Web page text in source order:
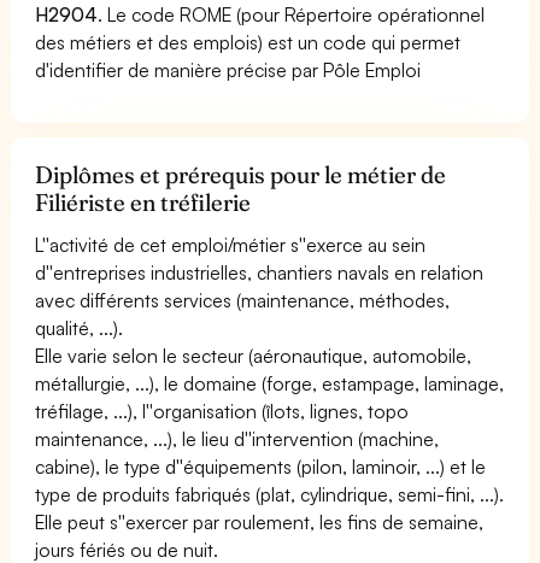
H2904. Le code ROME (pour Répertoire opérationnel
des métiers et des emplois) est un code qui permet
d'identifier de manière précise par Pôle Emploi
Diplômes et prérequis pour le métier de
Filiériste en tréfilerie
L''activité de cet emploi/métier s''exerce au sein
d''entreprises industrielles, chantiers navals en relation
avec différents services (maintenance, méthodes,
qualité, ...).
Elle varie selon le secteur (aéronautique, automobile,
métallurgie, ...), le domaine (forge, estampage, laminage,
tréfilage, ...), l''organisation (îlots, lignes, topo
maintenance, ...), le lieu d''intervention (machine,
cabine), le type d''équipements (pilon, laminoir, ...) et le
type de produits fabriqués (plat, cylindrique, semi-fini, ...).
Elle peut s''exercer par roulement, les fins de semaine,
jours fériés ou de nuit.